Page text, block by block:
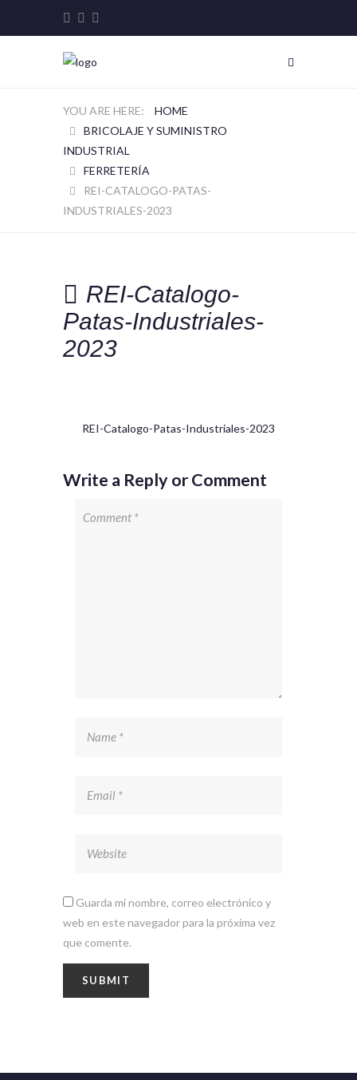
HOME
BRICOLAJE Y SUMINISTRO
INDUSTRIAL
FERRETERÍA
REI-CATALOGO-PATAS-
INDUSTRIALES-2023
REI-Catalogo-
Patas-Industriales-
2023
REI-Catalogo-Patas-Industriales-2023
Write a Reply or Comment
Guarda mi nombre, correo electrónico y
web en este navegador para la próxima vez
que comente.